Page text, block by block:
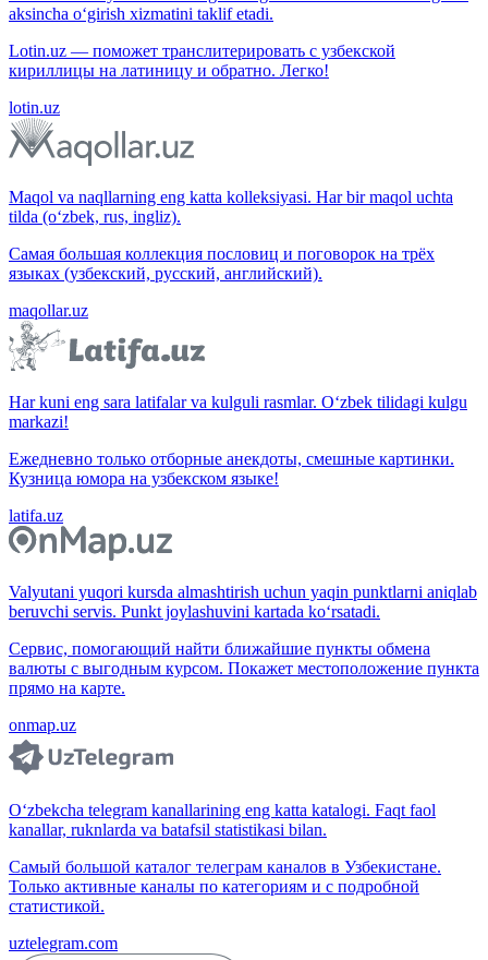
aksincha o‘girish xizmatini taklif etadi.
Lotin.uz — поможет транслитерировать с узбекской
кириллицы на латиницу и обратно. Легко!
lotin.uz
Maqol va naqllarning eng katta kolleksiyasi. Har bir maqol uchta
tilda (o‘zbek, rus, ingliz).
Самая большая коллекция пословиц и поговорок на трёх
языках (узбекский, русский, английский).
maqollar.uz
Har kuni eng sara latifalar va kulguli rasmlar. O‘zbek tilidagi kulgu
markazi!
Ежедневно только отборные анекдоты, смешные картинки.
Кузница юмора на узбекском языке!
latifa.uz
Valyutani yuqori kursda almashtirish uchun yaqin punktlarni aniqlab
beruvchi servis. Punkt joylashuvini kartada ko‘rsatadi.
Сервис, помогающий найти ближайшие пункты обмена
валюты с выгодным курсом. Покажет местоположение пункта
прямо на карте.
onmap.uz
O‘zbekcha telegram kanallarining eng katta katalogi. Faqt faol
kanallar, ruknlarda va batafsil statistikasi bilan.
Самый большой каталог телеграм каналов в Узбекистане.
Только активные каналы по категориям и с подробной
статистикой.
uztelegram.com